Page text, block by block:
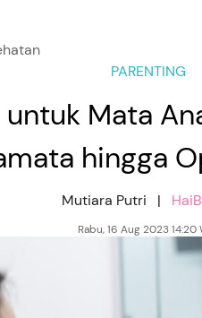
PARENTING
Mata
hingga
Mutiara Putri |
Rabu, 16 Aug 2023 14:20